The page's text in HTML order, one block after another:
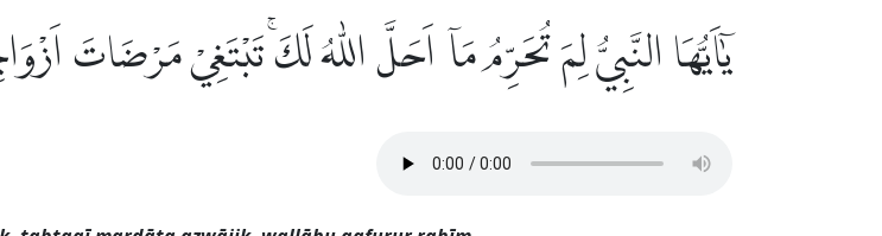
يٰٓاَيُّهَا النَّبِيُّ لِمَ تُحَرِّمُ مَآ اَحَلَّ اللّٰهُ لَكَۚ تَبْتَغِيْ مَرْضَاتَ